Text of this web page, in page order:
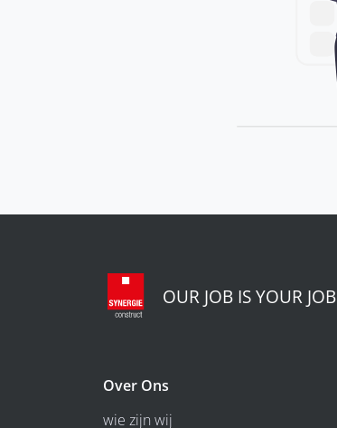
OUR JOB IS YOUR JOB
Over Ons
wie zijn wij